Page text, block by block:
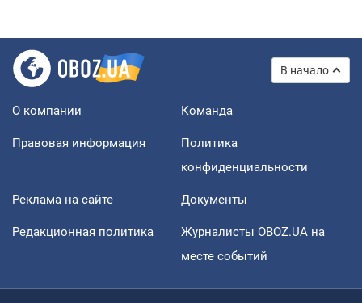
В начало
О компании Команда
Правовая информация
Политика
конфиденциальности
Реклама на сайте Документы
Редакционная политика
Журналисты OBOZ.UA на
месте событий